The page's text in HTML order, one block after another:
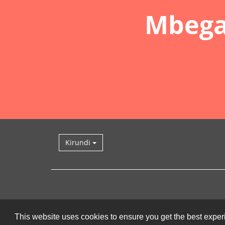
This website uses cookies to ensure you get the best
Kirundi